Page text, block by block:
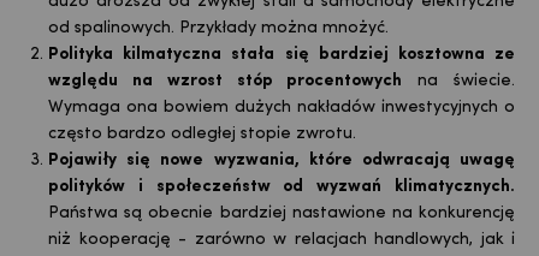
od spalinowych. Przykłady można mnożyć.
Polityka kilmatyczna stała się bardziej kosztowna ze
względu na wzrost stóp procentowych na świecie.
Wymaga ona bowiem dużych nakładów inwestycyjnych o
często bardzo odległej stopie zwrotu.
Pojawiły się nowe wyzwania, które odwracają uwagę
polityków i społeczeństw od wyzwań klimatycznych.
Państwa są obecnie bardziej nastawione na konkurencję
niż kooperację - zarówno w relacjach handlowych, jak i